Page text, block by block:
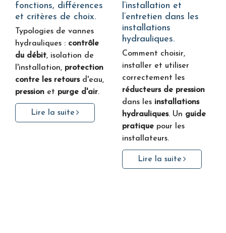
fonctions, différences
et critères de choix.
Typologies de vannes
hydrauliques : contrôle
du débit, isolation de
l'installation, protection
contre les retoursd'eau,
pression et purge d'air.
Lire la suite
l’installation et
l’entretien dans les
installations
hydrauliques.
Comment choisir,
installer et utiliser
correctement les
réducteurs de pression
dans les installations
hydrauliques. Un guide
pratique pour les
installateurs.
Lire la suite